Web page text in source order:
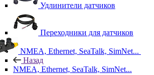
Удлинители датчиков
Переходники для датчиков
NMEA, Ethernet, SeaTalk, SimNet...
Назад
NMEA, Ethernet, SeaTalk, SimNet...